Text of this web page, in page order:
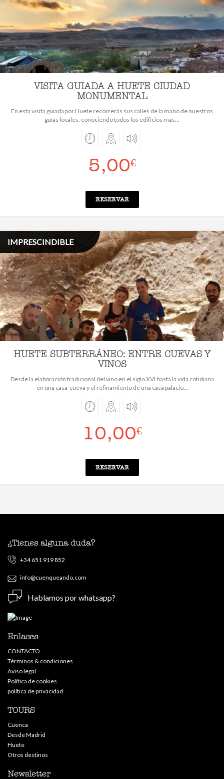
VISITA GUIADA A HUETE CIUDAD
MONUMENTAL
En esta visita guiada por Huete recorrerás sus calles de la mano de nuestros
guías locales, conociendo todos los edificios mas...
5,00€
RESERVAR
IMPRESCINDIBLE
HUETE SUBTERRÁNEO: ENTRE CUEVAS Y
VINOS
Desde la elaboración tradicional del vino en el siglo XVI hasta la vida cotidiana
en una casa-cueva y el refinamiento de una casa palacio...
10,00€
RESERVAR
¿Tienes alguna duda?
+34 651 919 852
info@cuenqueando.com
Hablamos por whatsapp?
Enlaces
CONTACTO
Términos & condiciones
Aviso legal
Política de cookies
política de privacidad
TOURS
Cuenca
Desde Madrid
Huete
Otros destinos
Newsletter